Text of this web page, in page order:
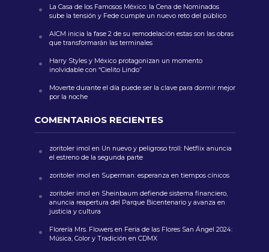
La Casa de los Famosos México: la Cena de Nominados
sube la tensión y Fede cumple un nuevo reto del público
AICM inicia la fase 2 de su remodelación estas son las obras
que transformarán las terminales
Harry Styles y México protagonizan un momento
inolvidable con “Cielito Lindo”
Moverte durante el día puede ser la clave para dormir mejor
por la noche
COMENTARIOS RECIENTES
zoritoler imol en Un nuevo y peligroso troll: Netflix anuncia
el estreno de la segunda parte
zoritoler imol en Superman: esperanza en tiempos cínicos
zoritoler imol en Sheinbaum defiende sistema financiero,
anuncia reapertura del Parque Bicentenario y avanza en
justicia y cultura
Florería Mrs. Flowersen Feria de las Flores San Ángel 2024:
Música, Color y Tradición en CDMX